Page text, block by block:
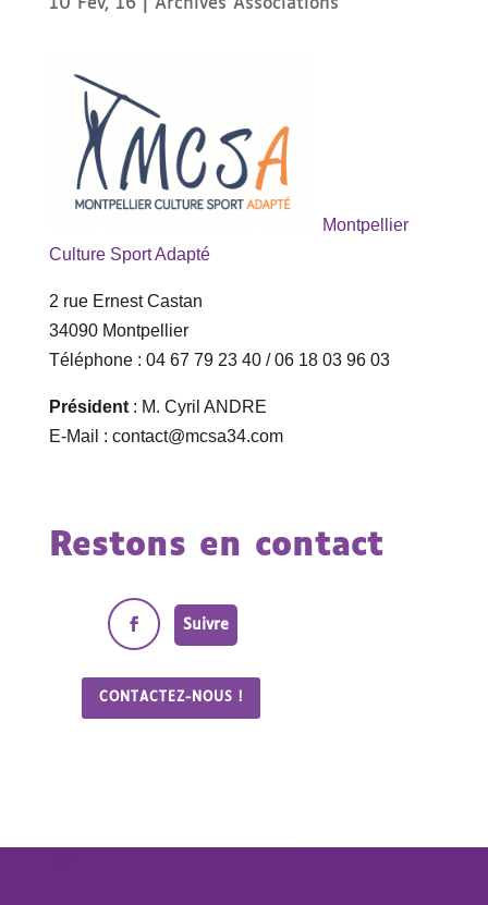
10 Fév, 16| Archives Associations
Montpellier
Culture Sport Adapté
2 rue Ernest Castan
34090 Montpellier
Téléphone : 04 67 79 23 40 / 06 18 03 96 03
Président: M. Cyril ANDRE
E-Mail : contact@mcsa34.com
Restons en contact
Suivre
CONTACTEZ-NOUS !